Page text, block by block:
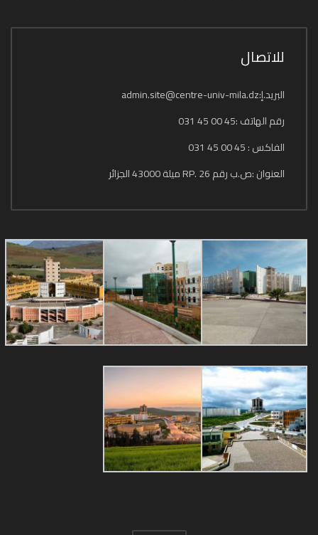
للاتصال
البريد.إ:admin.site@centre-univ-mila.dz
رقم الهاتف :45 00 45 031
الفاكس : 45 00 45 031
العنوان :ص.ب رقم 26 .RP ميلة 43000 الجزائر